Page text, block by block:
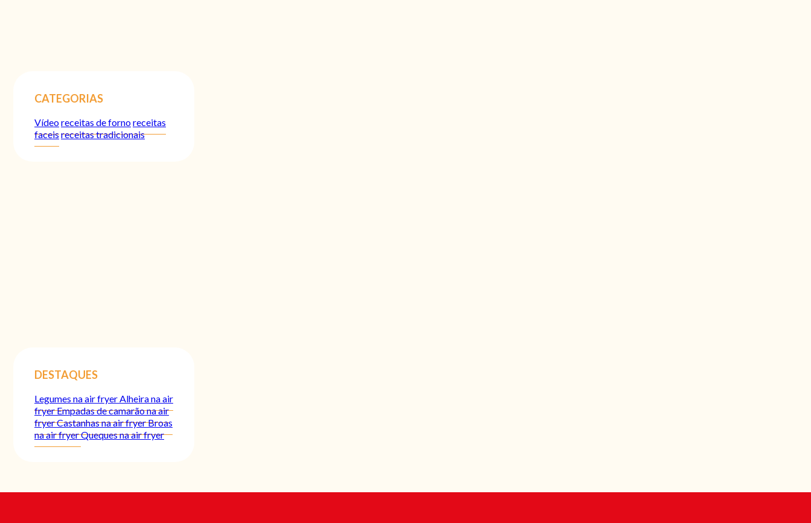
CATEGORIAS
Vídeoreceitas de fornoreceitas
faceisreceitas tradicionais
DESTAQUES
Legumes na air fryerAlheira na air
fryerEmpadas de camarão na air
fryerCastanhas na air fryerBroas
na air fryerQueques na air fryer